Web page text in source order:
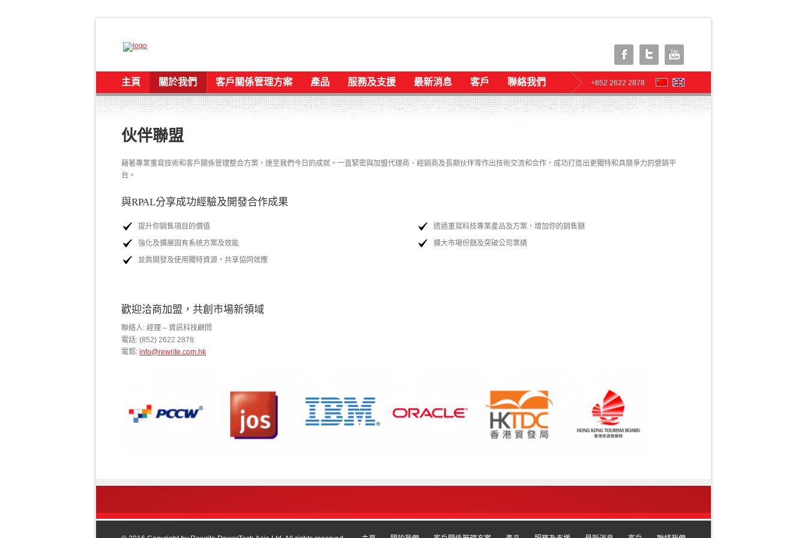
主頁 關於我們 客戶關係管理方案 產品 服務及支援 最新消息 客戶 聯絡我們 +852 2622 2878
伙伴聯盟
藉著專業重寫技術和客戶關係管理整合方案，達至我們今日的成就。一直緊密與加盟代理商、經銷商及長期伙伴等作出技術交流和合作，成功打造出更獨特和具競爭力的營銷平
台。
與RPAL分享成功經驗及開發合作成果
提升你銷售項目的價值
強化及擴展固有系統方案及效能
並肩開發及使用獨特資源，共享協同效應
透過重寫科技專業產品及方案，增加你的銷售額
擴大市場份額及突破公司業績
歡迎洽商加盟，共創市場新領域
聯絡人: 經理 – 資訊科技顧問
電話: (852) 2622 2878
電郵: info@rewrite.com.hk